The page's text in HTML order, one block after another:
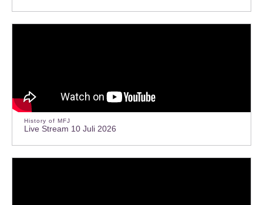
History of MFJ
Live Stream 10 Juli 2026